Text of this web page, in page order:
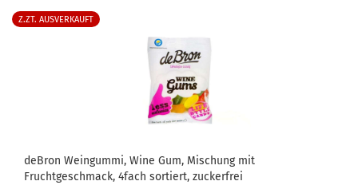
Z.ZT. AUSVERKAUFT
deBron Weingummi, Wine Gum, Mischung mit
Fruchtgeschmack, 4fach sortiert, zuckerfrei